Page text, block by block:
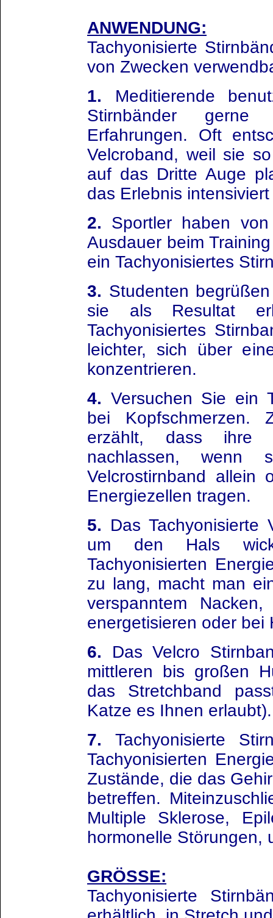
ANWENDUNG:
Tachyonisierte
von Zwecken
1. Meditierende
Stirnbänder
Erfahrungen. Oft
Velcroband, weil sie
auf das Dritte Auge
das Erlebnis
2. Sportler haben
Ausdauer beim
ein Tachyonisiertes
3. Studenten
sie als Resultat
Tachyonisiertes
leichter, sich über
konzentrieren.
4. Versuchen Sie ein
bei Kopfschmerzen.
erzählt, dass ihre
nachlassen, wenn
Velcrostirnband allein
Energiezellen tragen.
5. Das Tachyonisierte
um den Hals
Tachyonisierten
zu lang, macht man
verspanntem
energetisieren oder bei
6. Das Velcro
mittleren bis großen
das Stretchband
Katze es Ihnen erlaubt).
7. Tachyonisierte
Tachyonisierten
Zustände, die das
betreffen.
Multiple Sklerose,
hormonelle Störungen,
GRÖSSE:
Tachyonisierte